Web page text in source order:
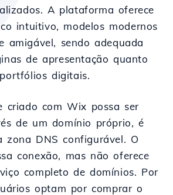
A plataforma oferece
intuitivo, modelos modernos
amigável, sendo adequada
de apresentação quanto
digitais.
criado com Wix possa ser
de um domínio próprio, é
zona DNS configurável. O
conexão, mas não oferece
completo de domínios. Por
optam por comprar o